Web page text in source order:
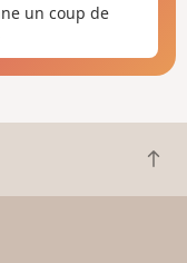
un coup de
R
e